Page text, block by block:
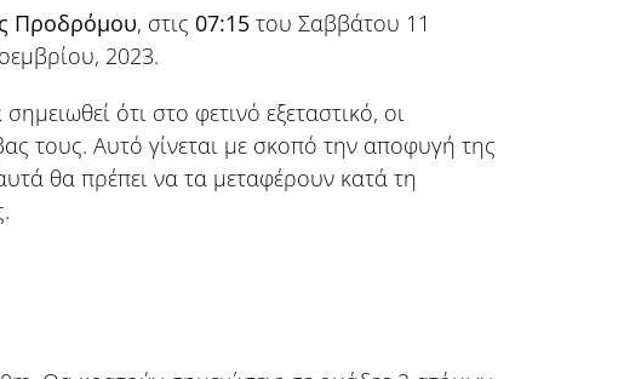
Προδρόμου, στις 07:15 του Σαββάτου 11
2023.
ότι στο φετινό εξεταστικό, οι
τους. Αυτό γίνεται με σκοπό την αποφυγή της
θα πρέπει να τα μεταφέρουν κατά τη